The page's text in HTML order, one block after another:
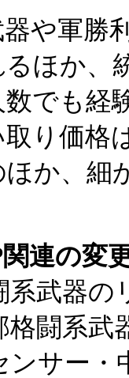
や軍勝
ほか、
数でも経
り価格
ほか、細
関連の変
系武器
格闘系
ンサー